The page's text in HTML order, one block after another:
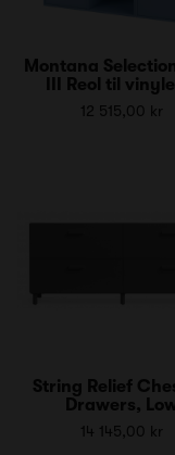
Montana
III Reol til
12 515,00 kr
String Relief
Drawers,
14 145,00 kr